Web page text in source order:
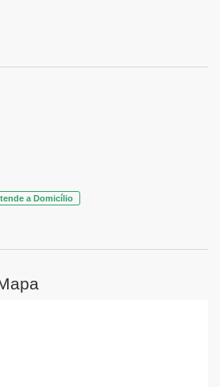
a Domicílio